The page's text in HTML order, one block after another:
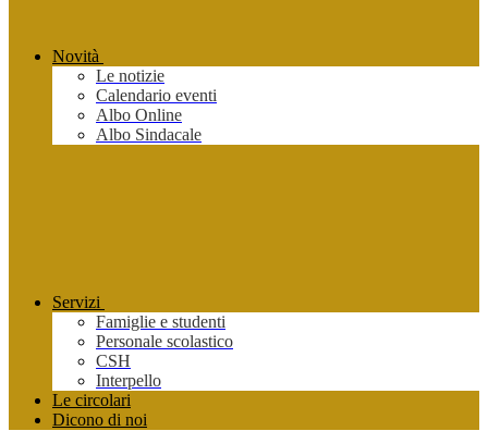
Novità
Le notizie
Calendario eventi
Albo Online
Albo Sindacale
Servizi
Famiglie e studenti
Personale scolastico
CSH
Interpello
Le circolari
Dicono di noi